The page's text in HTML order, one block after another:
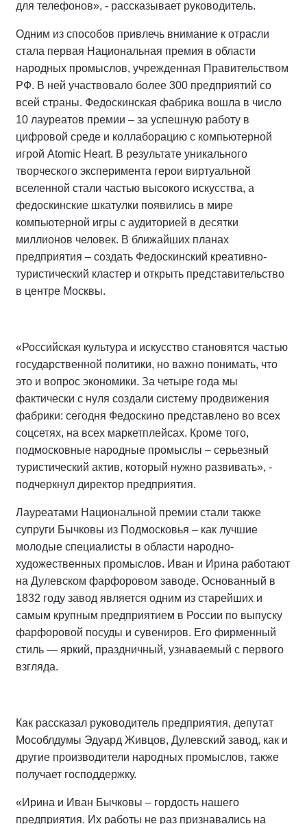
для телефонов», - рассказывает руководитель.
Одним из способов привлечь внимание к отрасли
стала первая Национальная премия в области
народных промыслов, учрежденная Правительством
РФ. В ней участвовало более 300 предприятий со
всей страны. Федоскинская фабрика вошла в число
10 лауреатов премии – за успешную работу в
цифровой среде и коллаборацию с компьютерной
игрой Atomic Heart. В результате уникального
творческого эксперимента герои виртуальной
вселенной стали частью высокого искусства, а
федоскинские шкатулки появились в мире
компьютерной игры с аудиторией в десятки
миллионов человек. В ближайших планах
предприятия – создать Федоскинский креативно-
туристический кластер и открыть представительство
в центре Москвы.
«Российская культура и искусство становятся частью
государственной политики, но важно понимать, что
это и вопрос экономики. За четыре года мы
фактически с нуля создали систему продвижения
фабрики: сегодня Федоскино представлено во всех
соцсетях, на всех маркетплейсах. Кроме того,
подмосковные народные промыслы – серьезный
туристический актив, который нужно развивать», -
подчеркнул директор предприятия.
Лауреатами Национальной премии стали также
супруги Бычковы из Подмосковья – как лучшие
молодые специалисты в области народно-
художественных промыслов. Иван и Ирина работают
на Дулевском фарфоровом заводе. Основанный в
1832 году завод является одним из старейших и
самым крупным предприятием в России по выпуску
фарфоровой посуды и сувениров. Его фирменный
стиль — яркий, праздничный, узнаваемый с первого
взгляда.
Как рассказал руководитель предприятия, депутат
Мособлдумы Эдуард Живцов, Дулевский завод, как и
другие производители народных промыслов, также
получает господдержку.
«Ирина и Иван Бычковы – гордость нашего
предприятия. Их работы не раз признавались на